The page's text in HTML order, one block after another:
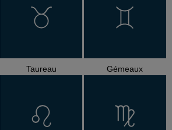
Taureau Gémeaux